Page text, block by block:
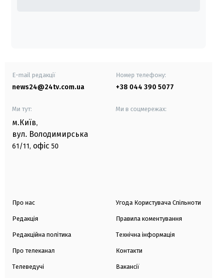
E-mail редакції
news24@24tv.com.ua
Номер телефону:
+38 044 390 5077
Ми тут:
м.Київ,
вул. Володимирська
61/11, офіс 50
Ми в соцмережах:
Про нас
Редакція
Редакційна політика
Про телеканал
Телеведучі
Угода Користувача Спільноти
Правила коментування
Технічна інформація
Контакти
Вакансії